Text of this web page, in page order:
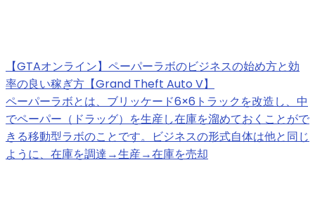
【GTAオンライン】ペーパーラボのビジネスの始め方と効
率の良い稼ぎ方【Grand Theft Auto V】
ペーパーラボとは、ブリッケード6×6トラックを改造し、中
でペーパー（ドラッグ）を生産し在庫を溜めておくことがで
きる移動型ラボのことです。ビジネスの形式自体は他と同じ
ように、在庫を調達→生産→在庫を売却